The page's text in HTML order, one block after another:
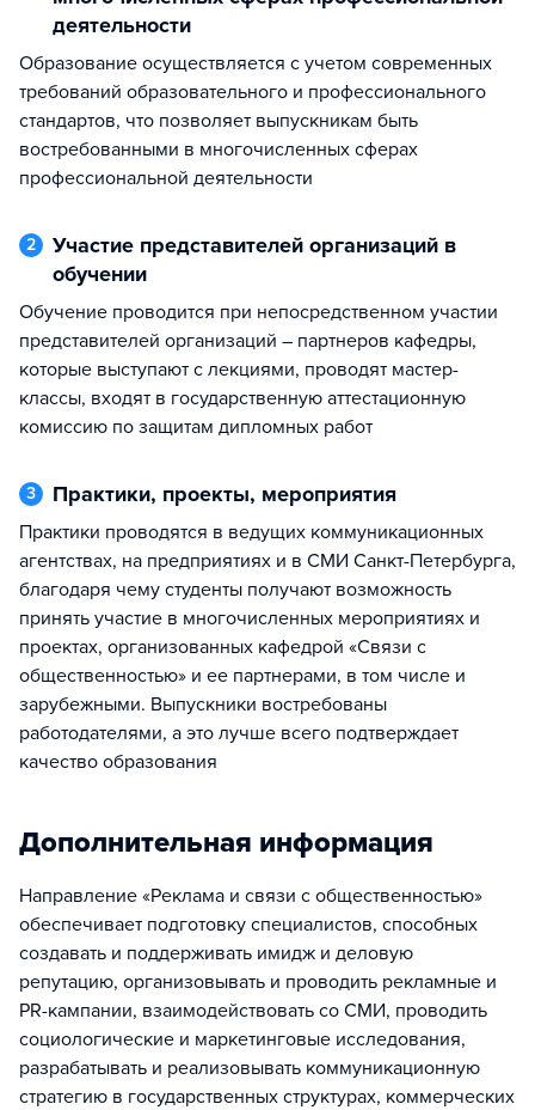
деятельности
Образование осуществляется с учетом современных
требований образовательного и профессионального
стандартов, что позволяет выпускникам быть
востребованными в многочисленных сферах
профессиональной деятельности
2
Участие представителей организаций в
обучении
Обучение проводится при непосредственном участии
представителей организаций – партнеров кафедры,
которые выступают с лекциями, проводят мастер-
классы, входят в государственную аттестационную
комиссию по защитам дипломных работ
3 Практики, проекты, мероприятия
Практики проводятся в ведущих коммуникационных
агентствах, на предприятиях и в СМИ Санкт-Петербурга,
благодаря чему студенты получают возможность
принять участие в многочисленных мероприятиях и
проектах, организованных кафедрой «Связи с
общественностью» и ее партнерами, в том числе и
зарубежными. Выпускники востребованы
работодателями, а это лучше всего подтверждает
качество образования
Дополнительная информация
Направление «Реклама и связи с общественностью»
обеспечивает подготовку специалистов, способных
создавать и поддерживать имидж и деловую
репутацию, организовывать и проводить рекламные и
PR-кампании, взаимодействовать со СМИ, проводить
социологические и маркетинговые исследования,
разрабатывать и реализовывать коммуникационную
стратегию в государственных структурах, коммерческих